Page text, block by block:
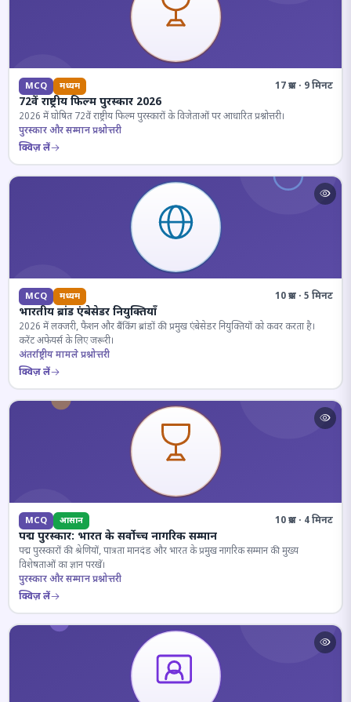
MCQ मध्यम 17 प्रश्न · 9 मिनट
72वें राष्ट्रीय फिल्म पुरस्कार 2026
2026 में घोषित 72वें राष्ट्रीय फिल्म पुरस्कारों के विजेताओं पर आधारित प्रश्नोत्तरी।
पुरस्कार और सम्मान प्रश्नोत्तरी
क्विज़ लें
MCQ मध्यम 10 प्रश्न · 5 मिनट
भारतीय ब्रांड एंबेसेडर नियुक्तियाँ
2026 में लक्जरी, फैशन और बैंकिंग ब्रांडों की प्रमुख एंबेसेडर नियुक्तियों को कवर करता है।
करेंट अफेयर्स के लिए जरूरी।
अंतर्राष्ट्रीय मामले प्रश्नोत्तरी
क्विज़ लें
MCQ आसान 10 प्रश्न · 4 मिनट
पद्म पुरस्कार: भारत के सर्वोच्च नागरिक सम्मान
पद्म पुरस्कारों की श्रेणियों, पात्रता मानदंड और भारत के प्रमुख नागरिक सम्मान की मुख्य
विशेषताओं का ज्ञान परखें।
पुरस्कार और सम्मान प्रश्नोत्तरी
क्विज़ लें